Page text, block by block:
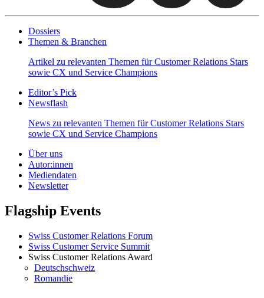
Dossiers
Themen & Branchen
Artikel zu relevanten Themen für Customer Relations Stars
sowie CX und Service Champions
Editor’s Pick
Newsflash
News zu relevanten Themen für Customer Relations Stars
sowie CX und Service Champions
Über uns
Autor:innen
Mediendaten
Newsletter
Flagship Events
Swiss Customer Relations Forum
Swiss Customer Service Summit
Swiss Customer Relations Award
Deutschschweiz
Romandie